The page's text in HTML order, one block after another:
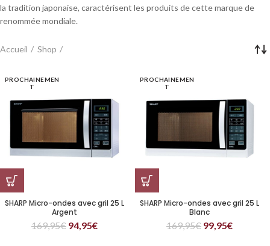
la tradition japonaise, caractérisent les produits de cette marque de
renommée mondiale.
Accueil Shop
PROCHAINEMEN
T
SHARP Micro-ondes avec gril 25 L
Argent
169,95€ 94,95€
PROCHAINEMEN
T
SHARP Micro-ondes avec gril 25 L
Blanc
169,95€ 99,95€